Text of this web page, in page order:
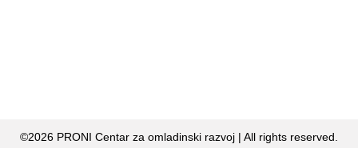
©2026 PRONI Centar za omladinski razvoj | All rights reserved.